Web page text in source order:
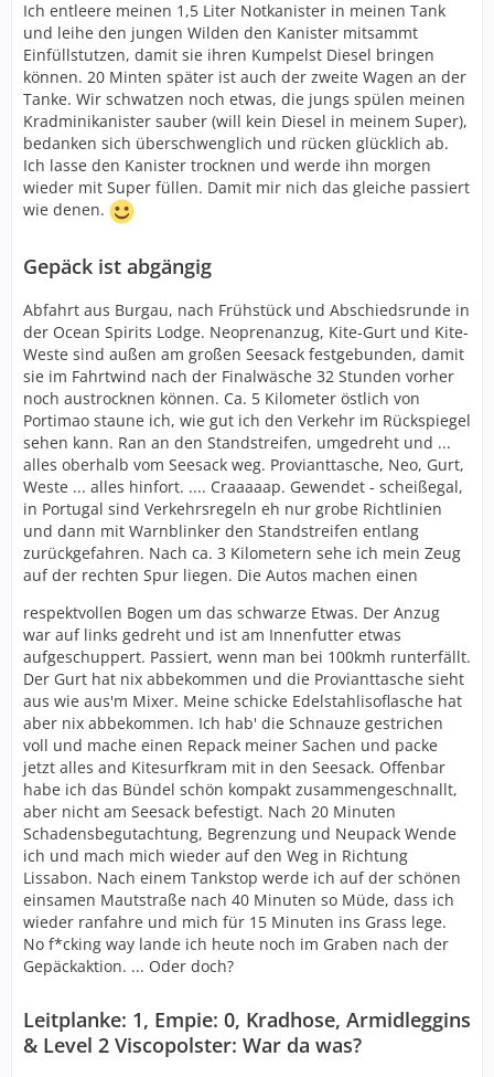
Ich entleere meinen 1,5 Liter Notkanister in meinen Tank
und leihe den jungen Wilden den Kanister mitsammt
Einfüllstutzen, damit sie ihren Kumpelst Diesel bringen
können. 20 Minten später ist auch der zweite Wagen an der
Tanke. Wir schwatzen noch etwas, die jungs spülen meinen
Kradminikanister sauber (will kein Diesel in meinem Super),
bedanken sich überschwenglich und rücken glücklich ab.
Ich lasse den Kanister trocknen und werde ihn morgen
wieder mit Super füllen. Damit mir nich das gleiche passiert
wie denen.
Gepäck ist abgängig
Abfahrt aus Burgau, nach Frühstück und Abschiedsrunde in
der Ocean Spirits Lodge. Neoprenanzug, Kite-Gurt und Kite-
Weste sind außen am großen Seesack festgebunden, damit
sie im Fahrtwind nach der Finalwäsche 32 Stunden vorher
noch austrocknen können. Ca. 5 Kilometer östlich von
Portimao staune ich, wie gut ich den Verkehr im Rückspiegel
sehen kann. Ran an den Standstreifen, umgedreht und ...
alles oberhalb vom Seesack weg. Provianttasche, Neo, Gurt,
Weste ... alles hinfort. .... Craaaaap. Gewendet - scheißegal,
in Portugal sind Verkehrsregeln eh nur grobe Richtlinien
und dann mit Warnblinker den Standstreifen entlang
zurückgefahren. Nach ca. 3 Kilometern sehe ich mein Zeug
auf der rechten Spur liegen. Die Autos machen einen
respektvollen Bogen um das schwarze Etwas. Der Anzug
war auf links gedreht und ist am Innenfutter etwas
aufgeschuppert. Passiert, wenn man bei 100kmh runterfällt.
Der Gurt hat nix abbekommen und die Provianttasche sieht
aus wie aus'm Mixer. Meine schicke Edelstahlisoflasche hat
aber nix abbekommen. Ich hab' die Schnauze gestrichen
voll und mache einen Repack meiner Sachen und packe
jetzt alles and Kitesurfkram mit in den Seesack. Offenbar
habe ich das Bündel schön kompakt zusammengeschnallt,
aber nicht am Seesack befestigt. Nach 20 Minuten
Schadensbegutachtung, Begrenzung und Neupack Wende
ich und mach mich wieder auf den Weg in Richtung
Lissabon. Nach einem Tankstop werde ich auf der schönen
einsamen Mautstraße nach 40 Minuten so Müde, dass ich
wieder ranfahre und mich für 15 Minuten ins Grass lege.
No f*cking way lande ich heute noch im Graben nach der
Gepäckaktion. ... Oder doch?
Leitplanke: 1, Empie: 0, Kradhose, Armidleggins
& Level 2 Viscopolster: War da was?